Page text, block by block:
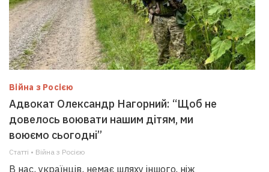
Війна з Росією
Адвокат Олександр Нагорний: “Щоб не
довелось воювати нашим дітям, ми
воюємо сьогодні”
Статті • Війна з Росією
В нас, українців, немає шляху іншого, ніж